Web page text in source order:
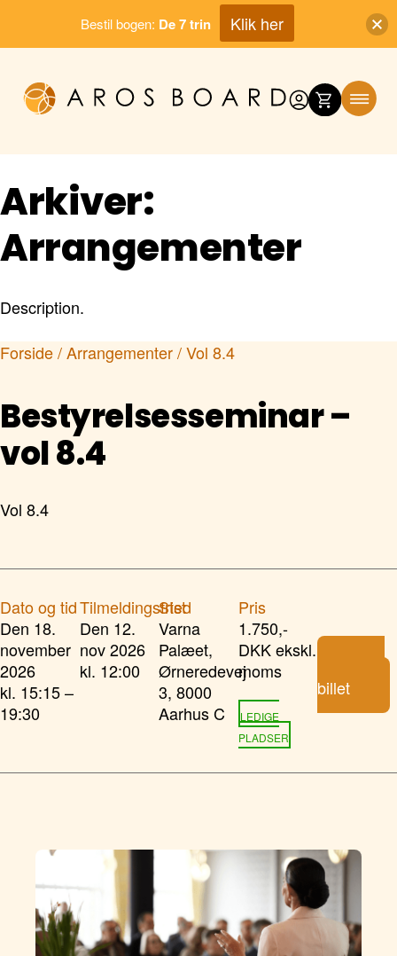
content
Arkiver:
Arrangementer
Description.
Forside/Arrangementer/ Vol 8.4
Bestyrelsesseminar –
vol 8.4
Vol 8.4
Dato og tid
Den 18.
november
2026
kl. 15:15 –
19:30
Tilmeldingsfrist
Den 12.
nov 2026
kl. 12:00
Sted
Varna
Palæet,
Ørneredevej
3, 8000
Aarhus C
Pris
1.750,-
DKK ekskl.
moms
LEDIGE
PLADSER
billet
Bestil bogen: De 7 trin Klik her